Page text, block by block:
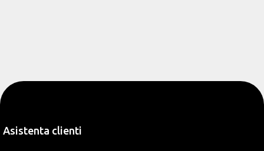
Asistenta clienti